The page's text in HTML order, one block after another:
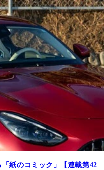
紙のコミック」【連載第42